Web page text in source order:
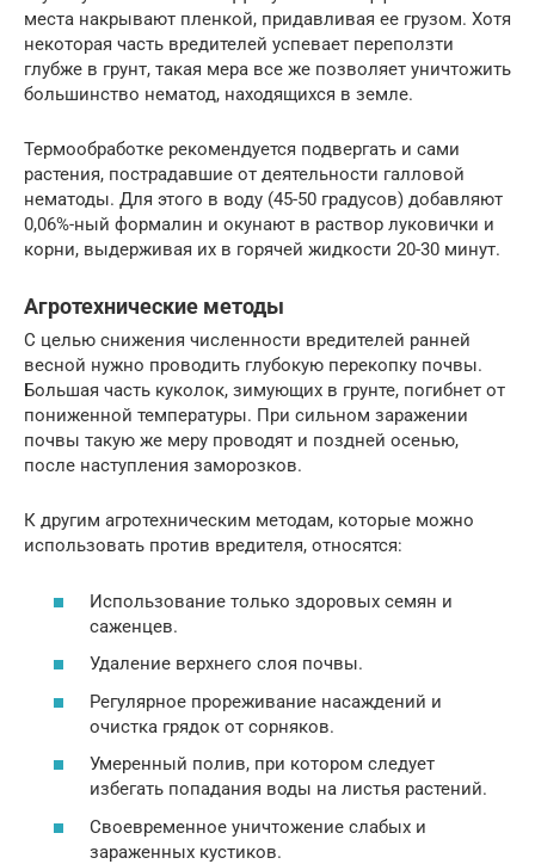
места накрывают пленкой, придавливая ее грузом. Хотя
некоторая часть вредителей успевает переползти
глубже в грунт, такая мера все же позволяет уничтожить
большинство нематод, находящихся в земле.
Термообработке рекомендуется подвергать и сами
растения, пострадавшие от деятельности галловой
нематоды. Для этого в воду (45-50 градусов) добавляют
0,06%-ный формалин и окунают в раствор луковички и
корни, выдерживая их в горячей жидкости 20-30 минут.
Агротехнические методы
С целью снижения численности вредителей ранней
весной нужно проводить глубокую перекопку почвы.
Большая часть куколок, зимующих в грунте, погибнет от
пониженной температуры. При сильном заражении
почвы такую же меру проводят и поздней осенью,
после наступления заморозков.
К другим агротехническим методам, которые можно
использовать против вредителя, относятся:
Использование только здоровых семян и
саженцев.
Удаление верхнего слоя почвы.
Регулярное прореживание насаждений и
очистка грядок от сорняков.
Умеренный полив, при котором следует
избегать попадания воды на листья растений.
Своевременное уничтожение слабых и
зараженных кустиков.